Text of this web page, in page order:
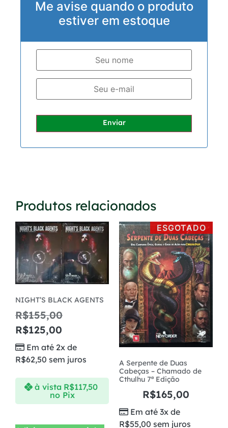
Me avise quando o produto
estiver em estoque
Enviar
Produtos relacionados
NIGHT’S BLACK AGENTS
R$155,00
R$125,00
Em até 2x de
R$62,50 sem juros
à vista R$117,50
no Pix
ESGOTADO
A Serpente de Duas
Cabeças – Chamado de
Cthulhu 7ª Edição
R$165,00
Em até 3x de
R$55,00 sem juros